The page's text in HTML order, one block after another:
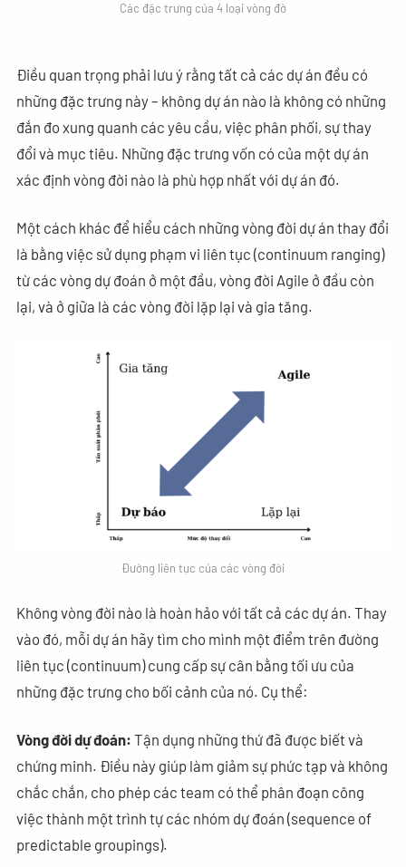
Các đặc trưng của 4 loại vòng đờ
Điều quan trọng phải lưu ý rằng tất cả các dự án đều có
những đặc trưng này – không dự án nào là không có những
đắn đo xung quanh các yêu cầu, việc phân phối, sự thay
đổi và mục tiêu. Những đặc trưng vốn có của một dự án
xác định vòng đời nào là phù hợp nhất với dự án đó.
Một cách khác để hiểu cách những vòng đời dự án thay đổi
là bằng việc sử dụng phạm vi liên tục (continuum ranging)
từ các vòng dự đoán ở một đầu, vòng đời Agile ở đầu còn
lại, và ở giữa là các vòng đời lặp lại và gia tăng.
Đường liên tục của các vòng đời
Không vòng đời nào là hoàn hảo với tất cả các dự án. Thay
vào đó, mỗi dự án hãy tìm cho mình một điểm trên đường
liên tục (continuum) cung cấp sự cân bằng tối ưu của
những đặc trưng cho bối cảnh của nó. Cụ thể:
Vòng đời dự đoán: Tận dụng những thứ đã được biết và
chứng minh. Điều này giúp làm giảm sự phức tạp và không
chắc chắn, cho phép các team có thể phân đoạn công
việc thành một trình tự các nhóm dự đoán (sequence of
predictable groupings).